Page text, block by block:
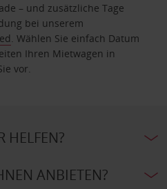
– und zusätzliche Tage
bei unserem
. Wählen Sie einfach Datum
Ihren Mietwagen in
vor.
HELFEN?
ANBIETEN?